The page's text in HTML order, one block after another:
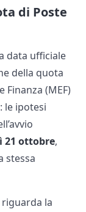
di Poste
data ufficiale
della quota
Finanza (MEF)
le ipotesi
21 ottobre,
stessa
la